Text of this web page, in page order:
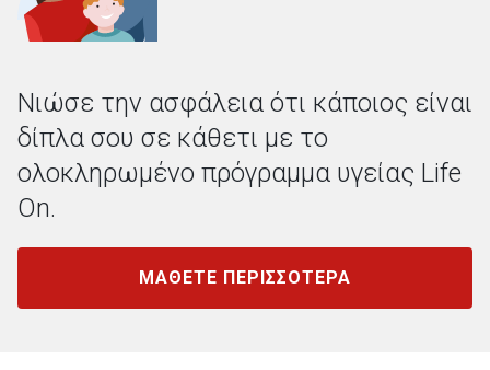
Νιώσε την ασφάλεια ότι κάποιος είναι
δίπλα σου σε κάθετι με το
ολοκληρωμένο πρόγραμμα υγείας Life
On.
ΜΑΘΕΤΕ ΠΕΡΙΣΣΟΤΕΡΑ